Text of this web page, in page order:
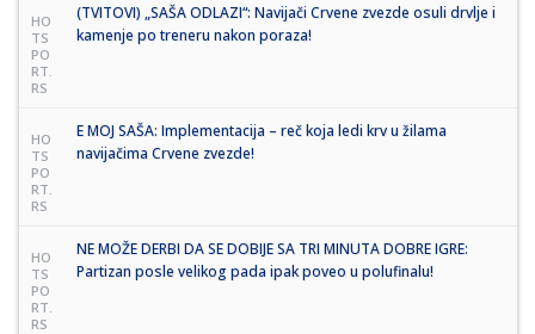
HO
TS
PO
RT.
RS
(TVITOVI) „SAŠA ODLAZI“: Navijači Crvene zvezde osuli drvlje i
kamenje po treneru nakon poraza!
HO
TS
PO
RT.
RS
E MOJ SAŠA: Implementacija – reč koja ledi krv u žilama
navijačima Crvene zvezde!
HO
TS
PO
RT.
RS
NE MOŽE DERBI DA SE DOBIJE SA TRI MINUTA DOBRE IGRE:
Partizan posle velikog pada ipak poveo u polufinalu!